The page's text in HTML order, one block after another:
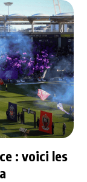
: voici les